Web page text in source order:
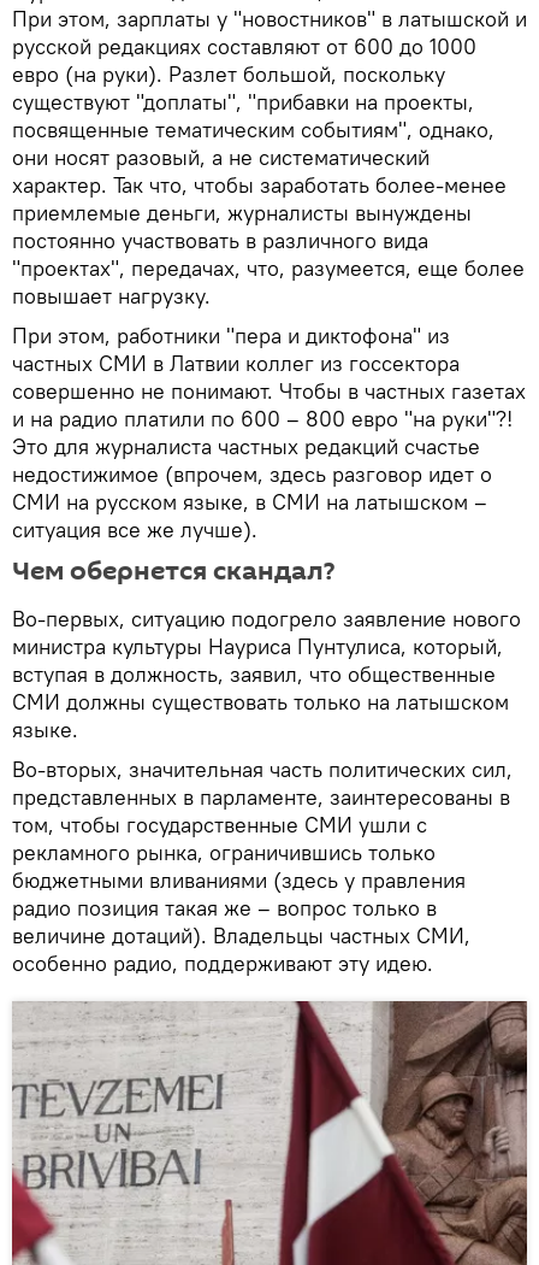
При этом, зарплаты у "новостников" в латышской и
русской редакциях составляют от 600 до 1000
евро (на руки). Разлет большой, поскольку
существуют "доплаты", "прибавки на проекты,
посвященные тематическим событиям", однако,
они носят разовый, а не систематический
характер. Так что, чтобы заработать более-менее
приемлемые деньги, журналисты вынуждены
постоянно участвовать в различного вида
"проектах", передачах, что, разумеется, еще более
повышает нагрузку.
При этом, работники "пера и диктофона" из
частных СМИ в Латвии коллег из госсектора
совершенно не понимают. Чтобы в частных газетах
и на радио платили по 600 – 800 евро "на руки"?!
Это для журналиста частных редакций счастье
недостижимое (впрочем, здесь разговор идет о
СМИ на русском языке, в СМИ на латышском –
ситуация все же лучше).
Чем обернется скандал?
Во-первых, ситуацию подогрело заявление нового
министра культуры Науриса Пунтулиса, который,
вступая в должность, заявил, что общественные
СМИ должны существовать только на латышском
языке.
Во-вторых, значительная часть политических сил,
представленных в парламенте, заинтересованы в
том, чтобы государственные СМИ ушли с
рекламного рынка, ограничившись только
бюджетными вливаниями (здесь у правления
радио позиция такая же – вопрос только в
величине дотаций). Владельцы частных СМИ,
особенно радио, поддерживают эту идею.